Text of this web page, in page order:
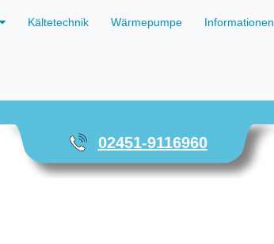
Kältetechnik Wärmepumpe Informationen
02451-9116960